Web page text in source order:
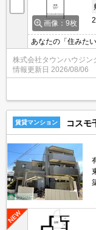
画像：9枚
あなたの「住みた
揃えた賃貸物件！
ウジングへお任せ
株式会社タウンハウジン
情報更新日 2026/08/06
賃貸マンション コスモ